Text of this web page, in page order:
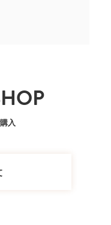
入